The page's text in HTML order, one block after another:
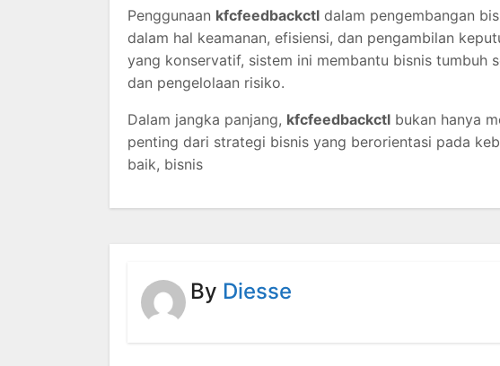
Penggunaan kfcfeedbackctl dalam pengembangan
dalam hal keamanan, efisiensi, dan pengambilan
yang konservatif, sistem ini membantu bisnis tumbuh
dan pengelolaan risiko.
Dalam jangka panjang, kfcfeedbackctl bukan hanya
penting dari strategi bisnis yang berorientasi pada
baik, bisnis
By Diesse